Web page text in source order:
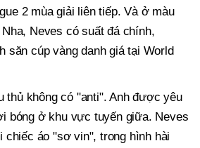
2 mùa giải liên tiếp. Và ở màu
Neves có suất đá chính,
săn cúp vàng danh giá tại World
thủ không có "anti". Anh được yêu
bóng ở khu vực tuyến giữa. Neves
áo "sơ vin", trong hình hài